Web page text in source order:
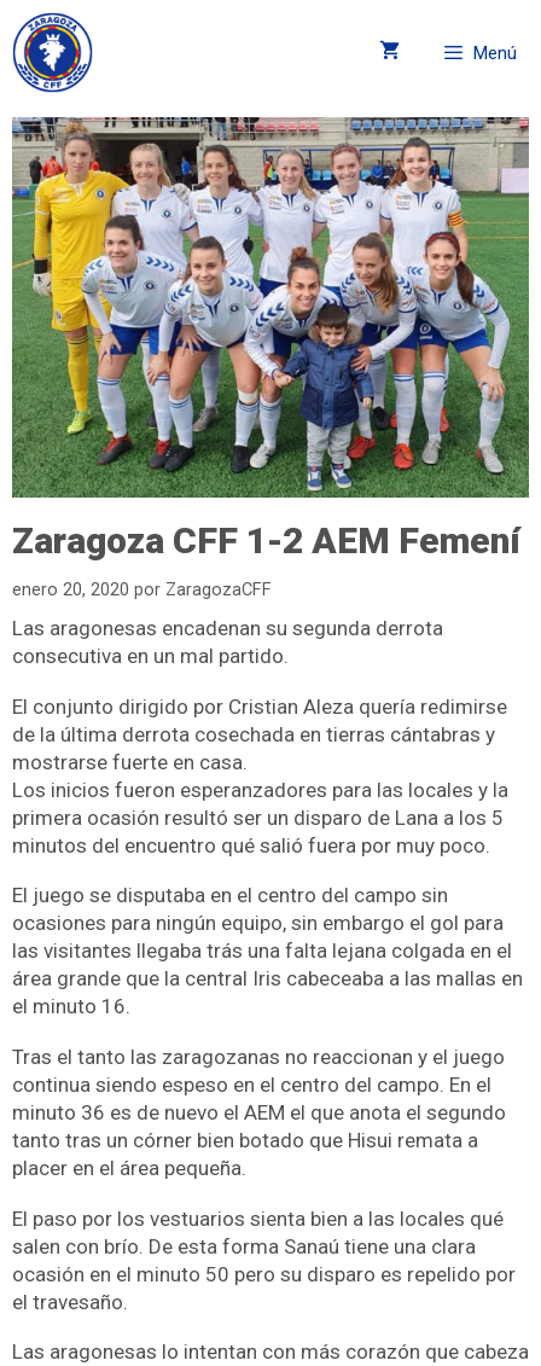
Menú
Zaragoza CFF 1-2 AEM Femení
enero 20, 2020 por ZaragozaCFF
Las aragonesas encadenan su segunda derrota
consecutiva en un mal partido.
El conjunto dirigido por Cristian Aleza quería redimirse
de la última derrota cosechada en tierras cántabras y
mostrarse fuerte en casa.
Los inicios fueron esperanzadores para las locales y la
primera ocasión resultó ser un disparo de Lana a los 5
minutos del encuentro qué salió fuera por muy poco.
El juego se disputaba en el centro del campo sin
ocasiones para ningún equipo, sin embargo el gol para
las visitantes llegaba trás una falta lejana colgada en el
área grande que la central Iris cabeceaba a las mallas en
el minuto 16.
Tras el tanto las zaragozanas no reaccionan y el juego
continua siendo espeso en el centro del campo. En el
minuto 36 es de nuevo el AEM el que anota el segundo
tanto tras un córner bien botado que Hisui remata a
placer en el área pequeña.
El paso por los vestuarios sienta bien a las locales qué
salen con brío. De esta forma Sanaú tiene una clara
ocasión en el minuto 50 pero su disparo es repelido por
el travesaño.
Las aragonesas lo intentan con más corazón que cabeza